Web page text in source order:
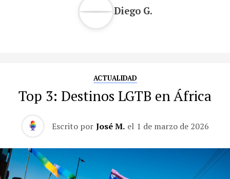
Diego G.
ACTUALIDAD
Top 3: Destinos LGTB en África
Escrito por José M. el 1 de marzo de 2026